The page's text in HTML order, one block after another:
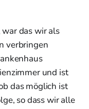
das wir als
verbringen
und ist
das möglich ist
so dass wir alle